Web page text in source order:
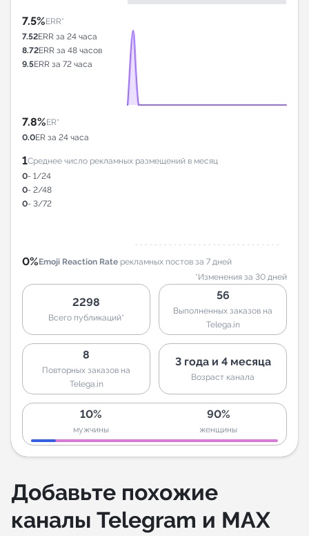
7.5%ERR*
7.52ERR за 24 часа
8.72ERR за 48 часов
9.5ERR за 72 часа
7.8%ER*
0.0ER за 24 часа
1Среднее число рекламных размещений в месяц
0- 1/24
0- 2/48
0- 3/72
0%Emoji Reaction Rate рекламных постов за 7 дней
*Изменения за 30 дней
2298
Всего публикаций*
56
Выполненных заказов на
Telega.in
8
Повторных заказов на
Telega.in
3 года и 4 месяца
Возраст канала
10%
мужчины
90%
женщины
Добавьте похожие
каналы Telegram и MAX